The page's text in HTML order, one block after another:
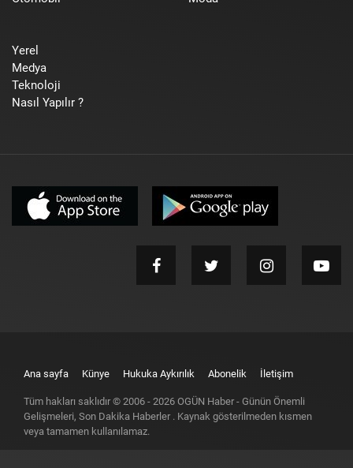
Yerel
Medya
Teknoloji
Nasıl Yapılır ?
Ana sayfa Künye Hukuka Aykırılık Abonelik İletişim
Tüm hakları saklıdır © 2006 - 2026 OGÜN Haber - Günün Önemli
Gelişmeleri, Son Dakika Haberler . Kaynak gösterilmeden kısmen
veya tamamen kullanılamaz.